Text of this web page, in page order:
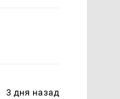
3 дня назад